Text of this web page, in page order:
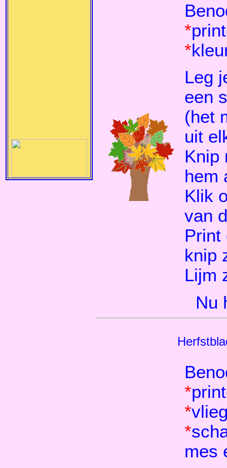
*
*
Leg
een
(het
uit
Knip
hem
Klik
van
Print
knip
Lijm
Nu
*
*
*
mes